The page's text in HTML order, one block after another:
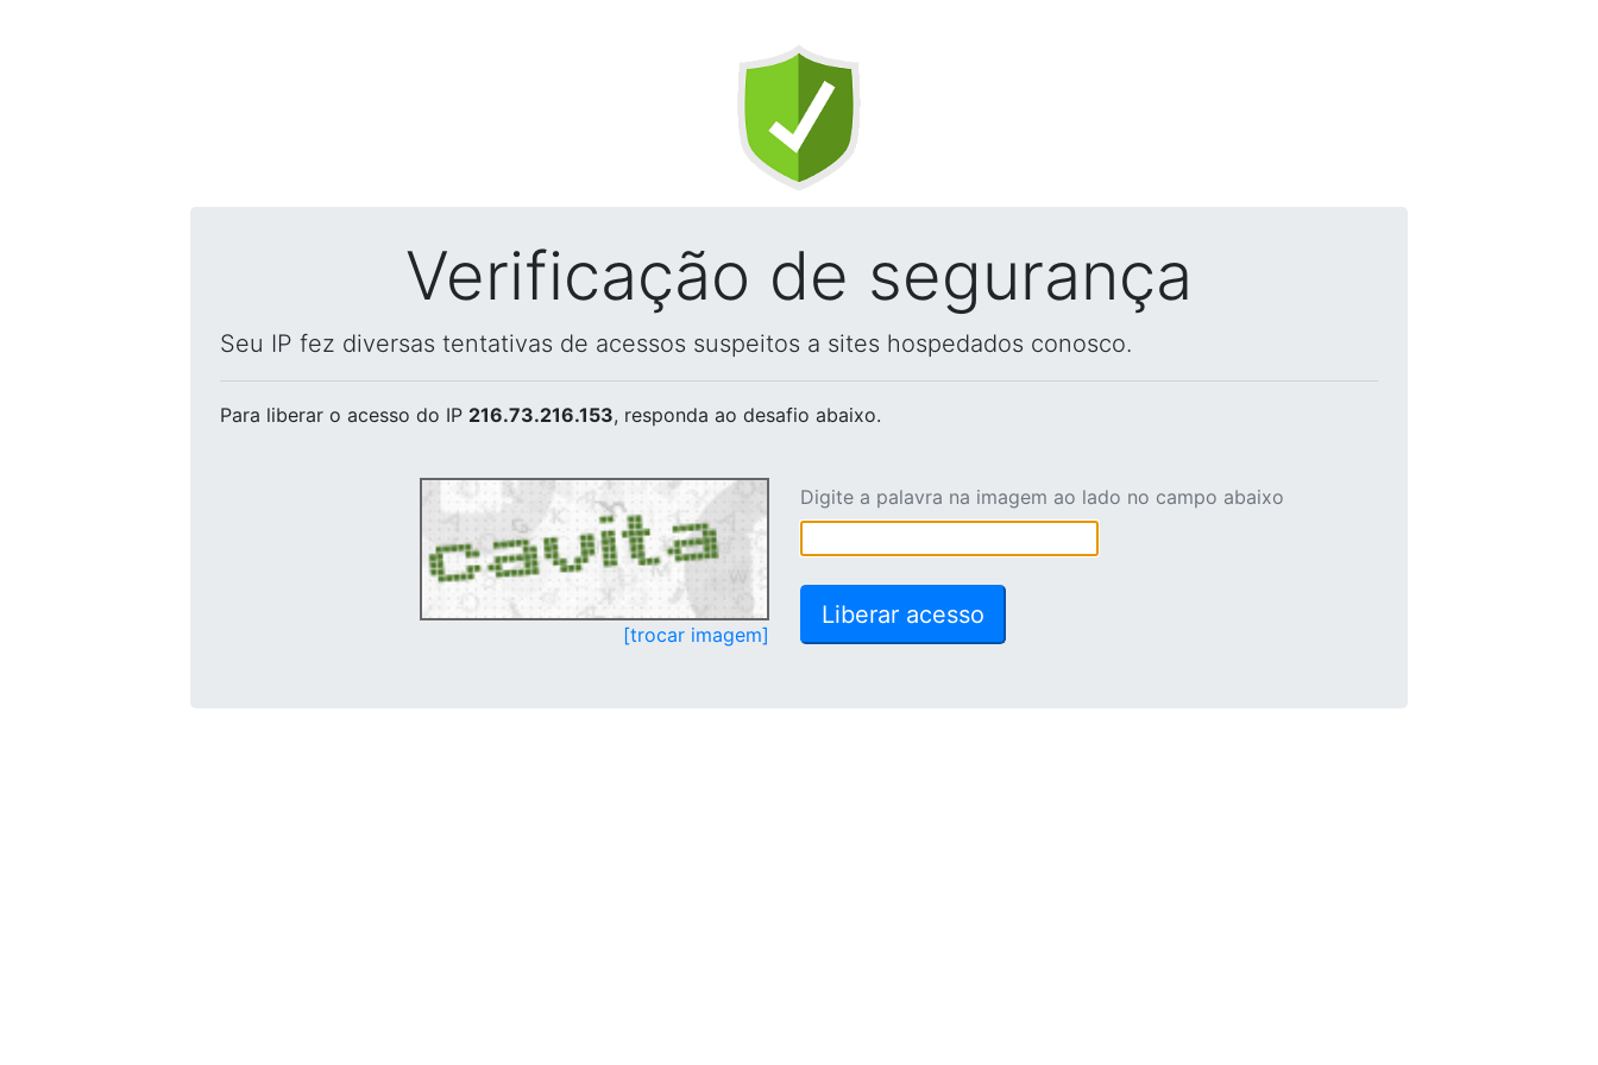
Verificação de segurança
Seu IP fez diversas tentativas de acessos suspeitos a sites hospedados conosco.
Para liberar o acesso do IP 216.73.216.153, responda ao desafio abaixo.
[trocar imagem]
Digite a palavra na imagem ao lado no campo abaixo